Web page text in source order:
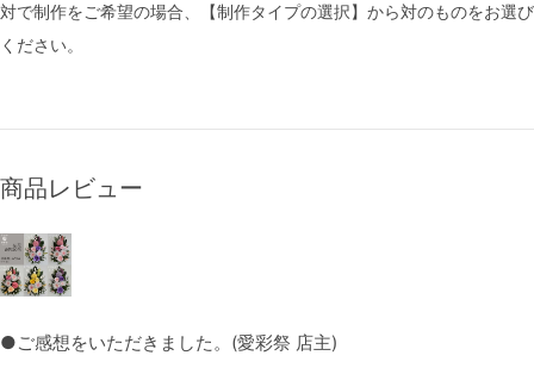
対で制作をご希望の場合、【制作タイプの選択】から対のものをお選び
ください。
商品レビュー
●ご感想をいただきました。(愛彩祭 店主)